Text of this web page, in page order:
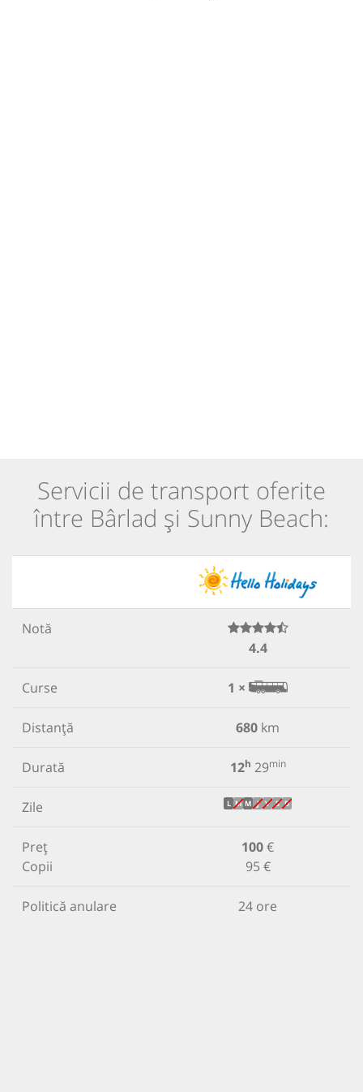
Servicii de transport oferite
între Bârlad și Sunny Beach:
Notă
4.4
Curse 1 ×
Distanță 680 km
Durată 12h 29min
Zile L M M J V S D
Preț
Copii
100€
95 €
Politică anulare 24 ore